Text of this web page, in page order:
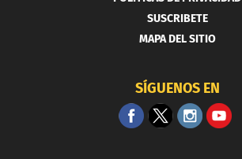
SUSCRIBETE
MAPA DEL SITIO
SÍGUENOS EN